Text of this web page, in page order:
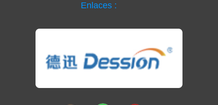
Enlaces :